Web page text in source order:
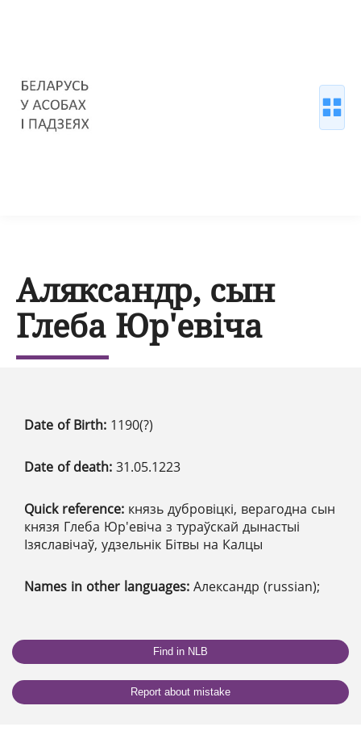
Аляксандр, сын
Глеба Юр'евіча
Date of Birth: 1190(?)
Date of death: 31.05.1223
Quick reference: князь дубровіцкі, верагодна сын
князя Глеба Юр'евіча з тураўскай дынастыі
Ізяславічаў, удзельнік Бітвы на Калцы
Names in other languages: Александр (russian);
Find in NLB
Report about mistake